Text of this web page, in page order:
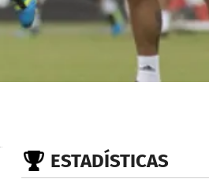
ESTADÍSTICAS